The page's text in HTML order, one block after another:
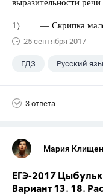
1) — Скрипка
25 сентября 2017
ГДЗ Русский
3 ответа
Мария
ЕГЭ-2017
Вариант 13. 18.